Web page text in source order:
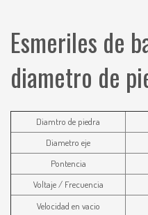
Esmeriles de
diametro de
Diamtro de piedra
Diametro eje
Pontencia
Voltaje / Frecuencia
Velocidad en vacio